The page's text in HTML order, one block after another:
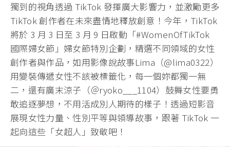
獨到的視角透過 TikTok 發揮廣大影響力，並激勵更多
TikTok 創作者在未來盡情地釋放創意！今年，TikTok
將於 3 月 3 日至 3 月 9 日啟動「#WomenOfTikTok
國際婦女節」婦女節特別企劃，精選不同領域的女性
創作者與作品，如用影像說故事️Lima（@lima0322）
用變裝傳遞女性不該被標籤化，每一個妳都獨一無
二，還有廣末涼子（＠ryoko___1104）鼓舞女性要勇
敢追逐夢想，不用活成別人期待的樣子！透過短影音
展現女性力量、性別平等與領導故事，跟著 TikTok 一
起向這些「女超人」致敬吧！